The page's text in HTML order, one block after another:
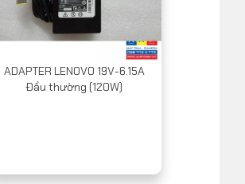
ADAPTER LENOVO 19V-6.15A
Đầu thường (120W)